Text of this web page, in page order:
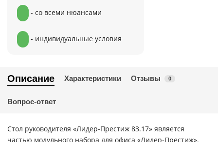
- со всеми нюансами
- индивидуальные условия
Описание Характеристики Отзывы 0
Вопрос-ответ
Стол руководителя «Лидер-Престиж 83.17» является
частью модульного набора для офиса «Лидер-Престиж».